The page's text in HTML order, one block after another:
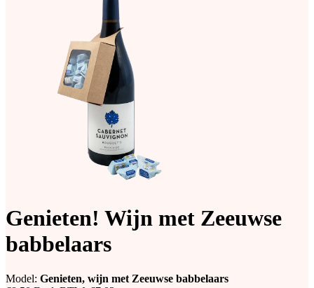
Genieten! Wijn met Zeeuwse
babbelaars
Model: Genieten, wijn met Zeeuwse babbelaars